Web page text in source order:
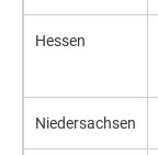
Hessen
Niedersachsen